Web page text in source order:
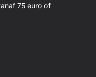
75 euro of